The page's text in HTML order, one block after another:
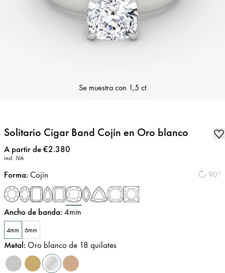
Se muestra con 1,5 ct
Solitario Cigar Band Cojín en Oro blanco
Precio:
A partir de €2.380
incl. IVA
90°
Forma: Cojín
Ancho de banda: 4mm
4mm 6mm
Metal: Oro blanco de 18 quilates